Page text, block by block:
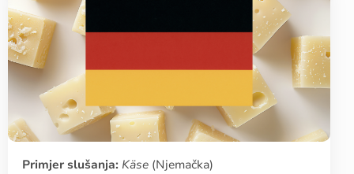
Primjer slušanja: Käse (Njemačka)